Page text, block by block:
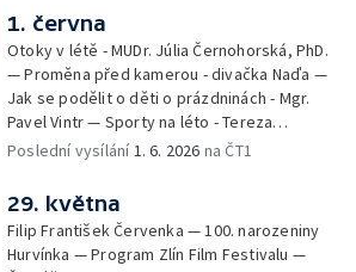
— Batohy do školy i na prázdniny - Mirka
Belhová — Pramen - Ivan Ostrochovský
1. června
Otoky v létě - MUDr. Júlia Černohorská, PhD.
— Proměna před kamerou - divačka Naďa —
Jak se podělit o děti o prázdninách - Mgr.
Pavel Vintr — Sporty na léto - Tereza
Michalová — Černé ovce — Změny v
v Českém ráji - Tomáš Jeřábek, Magdalena
Borová, Eva Váchová
Poslední vysílání 1. 6. 2026 na ČT1
29. května
Filip František Červenka — 100. narozeniny
Hurvínka — Program Zlín Film Festivalu —